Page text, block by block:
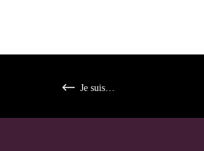
Je suis…